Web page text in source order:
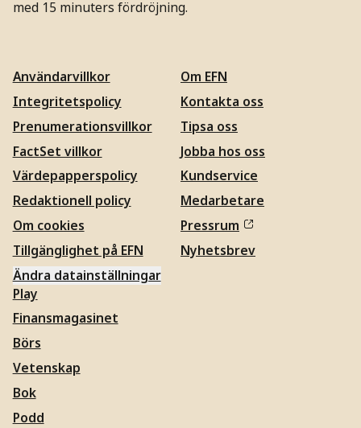
med 15 minuters fördröjning.
Användarvillkor
Integritetspolicy
Prenumerationsvillkor
FactSet villkor
Värdepapperspolicy
Redaktionell policy
Om cookies
Tillgänglighet på EFN
Ändra datainställningar
Om EFN
Kontakta oss
Tipsa oss
Jobba hos oss
Kundservice
Medarbetare
Pressrum
Nyhetsbrev
Play
Finansmagasinet
Börs
Vetenskap
Bok
Podd